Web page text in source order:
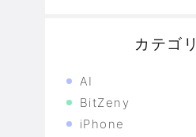
カテゴ
AI
BitZeny
iPhone